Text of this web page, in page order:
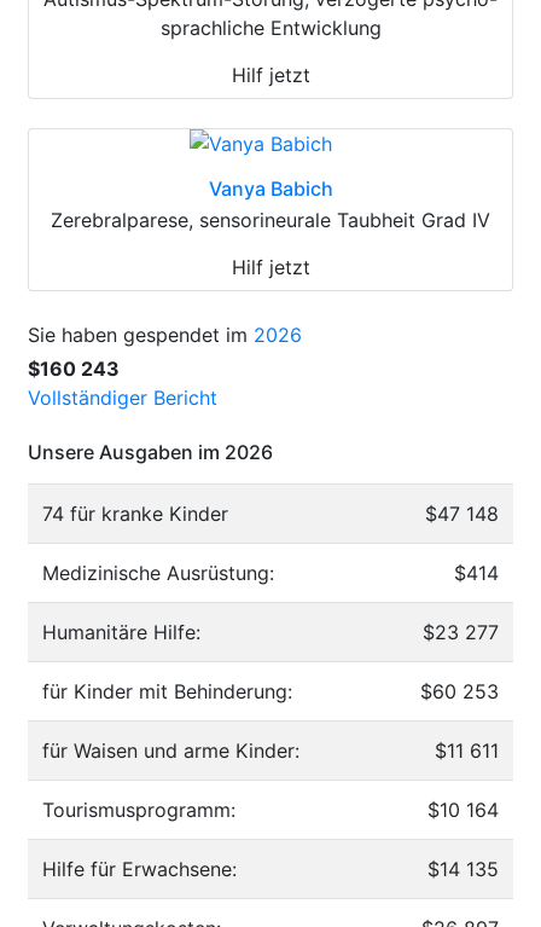
sprachliche Entwicklung
Hilf jetzt
Vanya Babich
Zerebralparese, sensorineurale Taubheit Grad IV
Hilf jetzt
Sie haben gespendet im 2026
$160 243
Vollständiger Bericht
Unsere Ausgaben im 2026
74 für kranke Kinder $47 148
Medizinische Ausrüstung: $414
Humanitäre Hilfe: $23 277
für Kinder mit Behinderung: $60 253
für Waisen und arme Kinder: $11 611
Tourismusprogramm: $10 164
Hilfe für Erwachsene: $14 135